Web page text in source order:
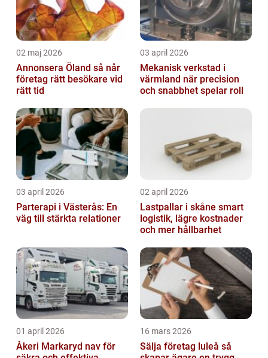
02 maj 2026
Annonsera Öland så når
företag rätt besökare vid
rätt tid
03 april 2026
Mekanisk verkstad i
värmland när precision
och snabbhet spelar roll
03 april 2026
Parterapi i Västerås: En
väg till stärkta relationer
02 april 2026
Lastpallar i skåne smart
logistik, lägre kostnader
och mer hållbarhet
01 april 2026
Åkeri Markaryd nav för
16 mars 2026
Sälja företag luleå så